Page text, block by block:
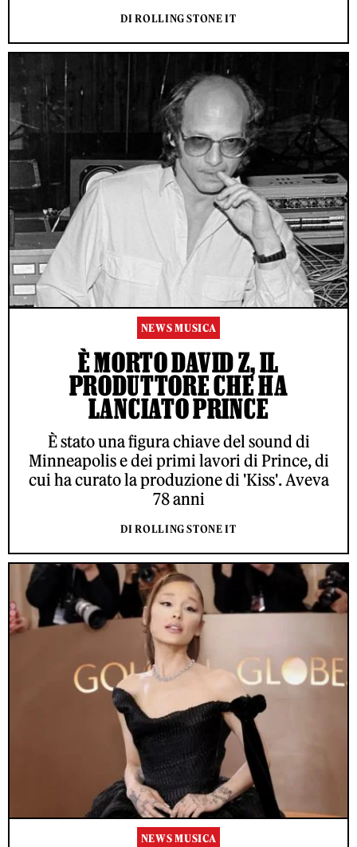
DI ROLLING STONE IT
NEWS MUSICA
È MORTO DAVID Z, IL
PRODUTTORE CHE HA
LANCIATO PRINCE
È stato una figura chiave del sound di
Minneapolis e dei primi lavori di Prince, di
cui ha curato la produzione di 'Kiss'. Aveva
78 anni
DI ROLLING STONE IT
NEWS MUSICA